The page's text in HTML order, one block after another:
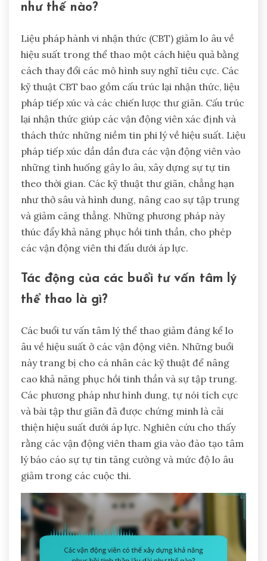
như thế nào?
Liệu pháp hành vi nhận thức (CBT) giảm lo âu về
hiệu suất trong thể thao một cách hiệu quả bằng
cách thay đổi các mô hình suy nghĩ tiêu cực. Các
kỹ thuật CBT bao gồm cấu trúc lại nhận thức, liệu
pháp tiếp xúc và các chiến lược thư giãn. Cấu trúc
lại nhận thức giúp các vận động viên xác định và
thách thức những niềm tin phi lý về hiệu suất. Liệu
pháp tiếp xúc dần dần đưa các vận động viên vào
những tình huống gây lo âu, xây dựng sự tự tin
theo thời gian. Các kỹ thuật thư giãn, chẳng hạn
như thở sâu và hình dung, nâng cao sự tập trung
và giảm căng thẳng. Những phương pháp này
thúc đẩy khả năng phục hồi tinh thần, cho phép
các vận động viên thi đấu dưới áp lực.
Tác động của các buổi tư vấn tâm lý
thể thao là gì?
Các buổi tư vấn tâm lý thể thao giảm đáng kể lo
âu về hiệu suất ở các vận động viên. Những buổi
này trang bị cho cá nhân các kỹ thuật để nâng
cao khả năng phục hồi tinh thần và sự tập trung.
Các phương pháp như hình dung, tự nói tích cực
và bài tập thư giãn đã được chứng minh là cải
thiện hiệu suất dưới áp lực. Nghiên cứu cho thấy
rằng các vận động viên tham gia vào đào tạo tâm
lý báo cáo sự tự tin tăng cường và mức độ lo âu
giảm trong các cuộc thi.